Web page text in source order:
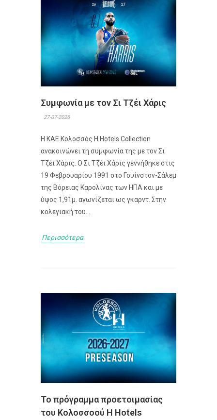
Συμφωνία με τον Σι Τζέι Χάρις
27-07-2026
Η ΚΑΕ Κολοσσός H Hotels Collection
ανακοινώνει τη συμφωνία της με τον Σι
Τζέι Χάρις. Ο Σι Τζέι Χάρις γεννήθηκε στις
19 Φεβρουαρίου 1991 στο Γουίνστον-Σάλεμ
της Βόρειας Καρολίνας των ΗΠΑ και με
ύψος 1,91μ. αγωνίζεται ως γκαρντ. Στην
κολεγιακή του...
Περισσότερα
Το πρόγραμμα προετοιμασίας
του Κολοσσoού H Hotels